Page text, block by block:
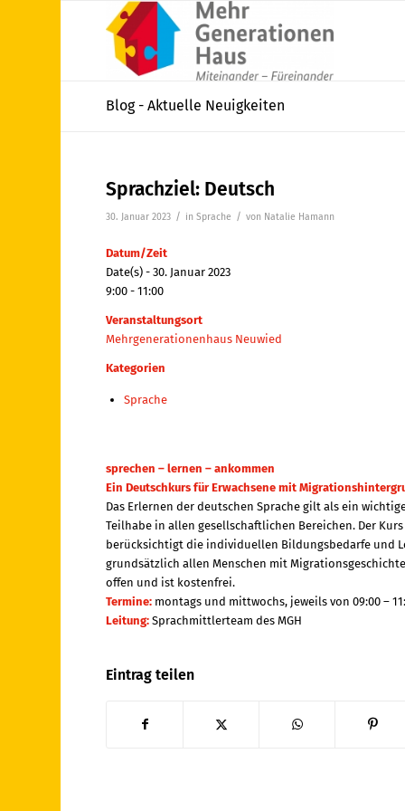
Blog - Aktuelle Neuigkeiten
Sprachziel: Deutsch
30. Januar 2023 / inSprache / von Natalie Hamann
Datum/Zeit
Date(s) - 30. Januar 2023
9:00 - 11:00
Veranstaltungsort
Mehrgenerationenhaus Neuwied
Kategorien
Sprache
sprechen – lernen – ankommen
Ein Deutschkurs für Erwachsene mit
Das Erlernen der deutschen Sprache gilt als ein
Teilhabe in allen gesellschaftlichen Bereichen. Der Kurs
berücksichtigt die individuellen Bildungsbedarfe und
grundsätzlich allen Menschen mit
offen und ist kostenfrei.
Termine: montags und mittwochs, jeweils von 09:00 –
Leitung: Sprachmittlerteam des MGH
Eintrag teilen